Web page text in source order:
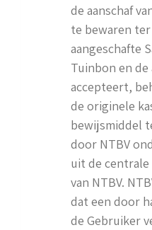
de aanschaf
te bewaren
aangeschafte
Tuinbon en
accepteert,
de originele
bewijsmiddel
door NTBV
uit de
van NTBV.
dat een door
de Gebruiker